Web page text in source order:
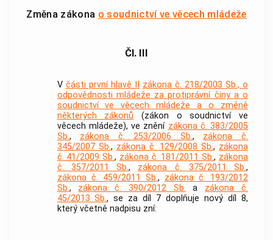
Změna zákona o soudnictví ve věcech mládeže
Čl. III
V části první hlavě II
zákona č. 218/2003 Sb., o
odpovědnosti mládeže za protiprávní činy a o
soudnictví ve věcech mládeže a o změně
některých zákonů (zákon o soudnictví ve
věcech mládeže), ve znění zákona č. 383/2005
Sb., zákona č. 253/2006 Sb., zákona č.
345/2007 Sb., zákona č. 129/2008 Sb., zákona
č. 41/2009 Sb., zákona č. 181/2011 Sb., zákona
č. 357/2011 Sb., zákona č. 375/2011 Sb.,
zákona č. 459/2011 Sb., zákona č. 193/2012
Sb., zákona č. 390/2012 Sb. a zákona č.
45/2013 Sb., se za díl 7 doplňuje nový díl 8,
který včetně nadpisu zní: